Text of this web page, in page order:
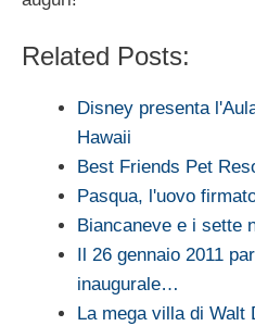
Related Posts:
Disney presenta
Hawaii
Best Friends Pet
Pasqua, l'uovo
Biancaneve e i sette
Il 26 gennaio 2011
inaugurale…
La mega villa di Walt